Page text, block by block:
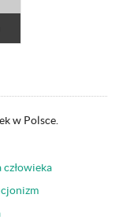
w Polsce.